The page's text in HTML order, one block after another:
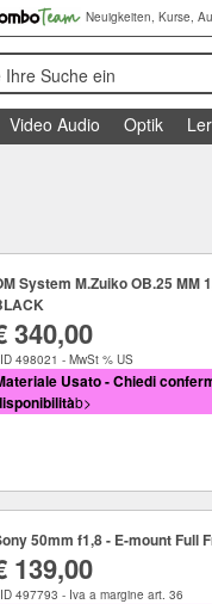
Neuigkeiten, Kurse,
Ihre Suche ein
Video Audio Optik
M.Zuiko OB.25 MM 1,8 II DIGITAL
340,00
498021 - MwSt % US
Usato - Chiedi
b>
50mm f1,8 - E-mount Full
139,00
497793 - Iva a margine art. 36